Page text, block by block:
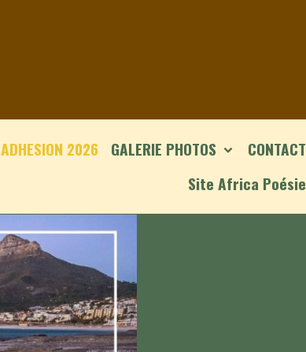
ADHESION 2026 GALERIE PHOTOS
CONTACT
Site Africa Poésie